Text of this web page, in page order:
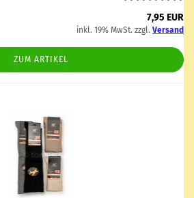
7,95 EUR
inkl. 19% MwSt. zzgl. Versand
ZUM ARTIKEL